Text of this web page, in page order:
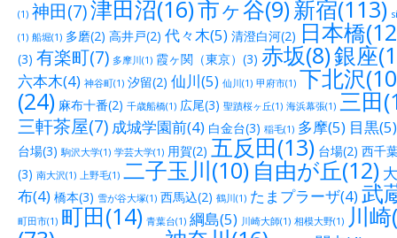
(1) 神田(7)津田沼(16)市ヶ谷(9)新宿(113)
(1) 船堀(1) 多磨(2) 高井戸(2) 代々木(5) 清澄白河(2) 日本橋
(3) 有楽町(7) 多摩川(1) 霞ヶ関（東京）(3) 赤坂(8)銀座
六本木(4) 神谷町(1) 汐留(2) 仙川(5) 仙川(1) 甲府市(1) 下北沢
(24) 麻布十番(2) 千歳船橋(1) 広尾(3) 聖蹟桜ヶ丘(1) 海浜幕張(1) 三田
三軒茶屋(7) 成城学園前(4) 白金台(3) 稲毛(1) 多摩(5) 目黒(5)
台場(3) 駒沢大学(1) 学芸大学(1) 用賀(2) 五反田(13) 台場(2) 西千
(3) 南大沢(1) 上野毛(1) 二子玉川(10) 自由が丘(12)
布(4) 橋本(3) 雪が谷大塚(1) 西馬込(2) 鶴川(1) たまプラーザ(4)武
町田市(1) 町田(14) 青葉台(1) 綱島(5) 川崎大師(1) 相模大野(1) 川